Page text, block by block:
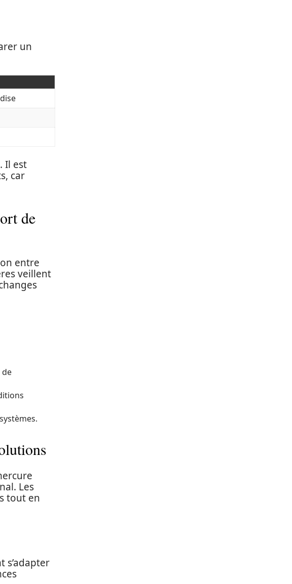
un
Il est
car
de
entre
veillent
de
Les
tout en
s’adapter